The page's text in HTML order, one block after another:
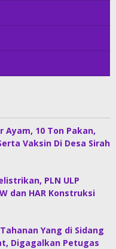
Ayam, 10 Ton Pakan,
Vaksin Di Desa Sirah
PLN ULP
dan HAR Konstruksi
Yang di Sidang
Digagalkan Petugas